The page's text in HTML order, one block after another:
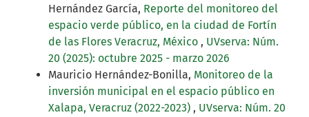
Hernández García, Reporte del monitoreo del
espacio verde público, en la ciudad de Fortín
de las Flores Veracruz, México , UVserva: Núm.
20 (2025): octubre 2025 - marzo 2026
Mauricio Hernández-Bonilla, Monitoreo de la
inversión municipal en el espacio público en
Xalapa, Veracruz (2022-2023) , UVserva: Núm. 20